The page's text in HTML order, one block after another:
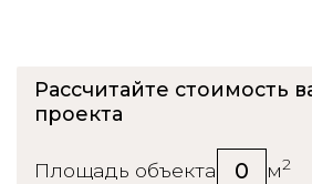
Рассчитайте стоимость
проекта
Площадь объекта 0 м2